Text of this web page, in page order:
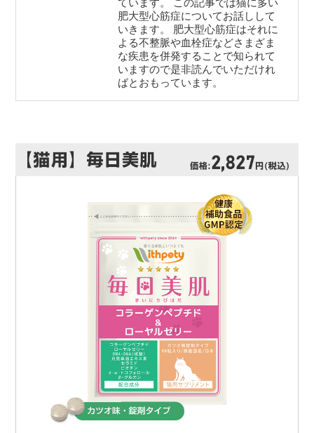
ています。 この記事では猫に多い
肥大型心筋症についてお話しして
いきます。 肥大型心筋症はそれに
よる不整脈や血栓症などさまざま
な疾患を併発することで知られて
いますので是非読んでいただけれ
ばとおもっています。